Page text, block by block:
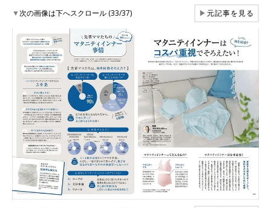
▼次の画像は下へスクロール (33/37) ▶元記事を見る